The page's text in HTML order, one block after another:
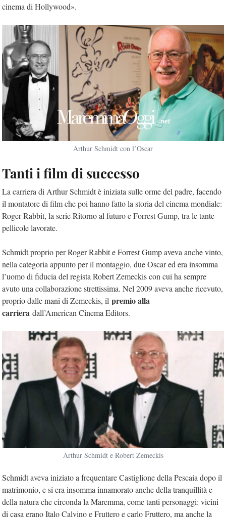
cinema di Hollywood».
Arthur Schmidt con l’Oscar
Tanti i film di successo
La carriera di Arthur Schmidt è iniziata sulle orme del padre, facendo
il montatore di film che poi hanno fatto la storia del cinema mondiale:
Roger Rabbit, la serie Ritorno al futuro e Forrest Gump, tra le tante
pellicole lavorate.
Schmidt proprio per Roger Rabbit e Forrest Gump aveva anche vinto,
nella categoria appunto per il montaggio, due Oscar ed era insomma
l’uomo di fiducia del regista Robert Zemeckis con cui ha sempre
avuto una collaborazione strettissima. Nel 2009 aveva anche ricevuto,
proprio dalle mani di Zemeckis, il premio alla
carriera dall’American Cinema Editors.
Arthur Schmidt e Robert Zemeckis
Schmidt aveva iniziato a frequentare Castiglione della Pescaia dopo il
matrimonio, e si era insomma innamorato anche della tranquillità e
della natura che circonda la Maremma, come tanti personaggi: vicini
di casa erano Italo Calvino e Fruttero e carlo Fruttero, ma anche la